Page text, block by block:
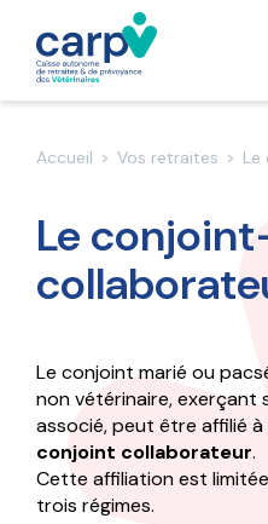
La CARPV
Notre organisation
Nos publications
Vos retraites
Qui doit cotiser ?
Préparez votre retraite
Comprendre vos
cotisations
Simuler sa retraite
La prévoyance
La rente d’invalidité,
Le capital décès
Vos
Indemnités journalières
Indemnités journalières
L’action sociale
Accueil > Vos retraites >
Le
Le conjoint marié ou
non vétérinaire, exerçant
associé, peut être affilié à
conjoint collaborateur.
Cette affiliation est
trois régimes.